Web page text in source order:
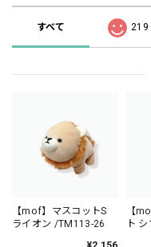
すべて 219
【mof】マスコットS
ライオン /TM113-26
【
ト